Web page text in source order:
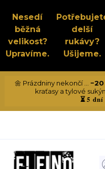
Nesedí
běžná
velikost?
Upravíme.
delší
rukávy?
Ušijeme.
🌼 Prázdniny nekončí ... −20
kraťasy a tylové
⏳5 dní